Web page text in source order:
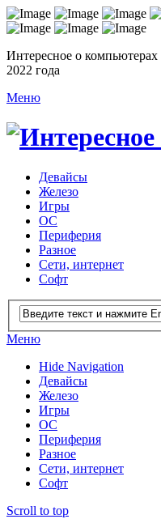
Интересное о компьютерах
2022 года
Меню
Девайсы
Железо
Игры
ОС
Периферия
Разное
Сети, интернет
Софт
Меню
Hide Navigation
Девайсы
Железо
Игры
ОС
Периферия
Разное
Сети, интернет
Софт
Scroll to top